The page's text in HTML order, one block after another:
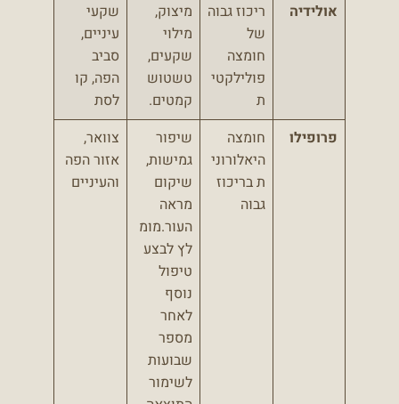
אולידיה
ריכוז גבוה
של
חומצה
פולילקטי
ת
מיצוק,
מילוי
שקעים,
טשטוש
קמטים.
שקעי
עיניים,
סביב
הפה, קו
לסת
פרופילו
חומצה
היאלורוני
ת בריכוז
גבוה
שיפור
גמישות,
שיקום
מראה
העור.מומ
לץ לבצע
טיפול
נוסף
לאחר
מספר
שבועות
לשימור
צוואר,
אזור הפה
והעיניים